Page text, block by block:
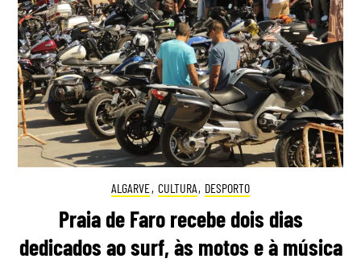
ALGARVE, CULTURA, DESPORTO
Praia de Faro recebe dois dias
dedicados ao surf, às motos e à música